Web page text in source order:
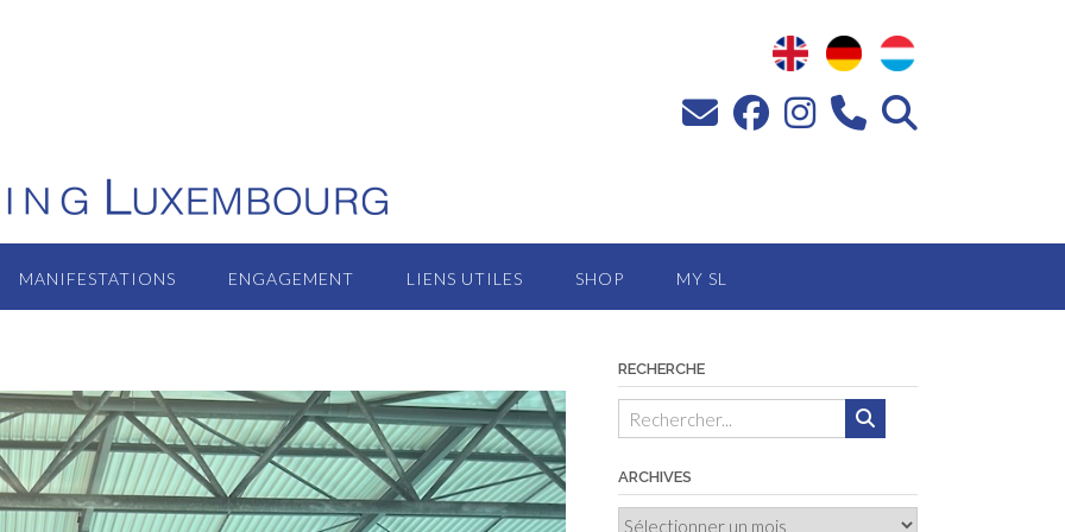
MANIFESTATIONS ENGAGEMENT LIENS UTILES SHOP MY SL
RECHERCHE
ARCHIVES
Archives